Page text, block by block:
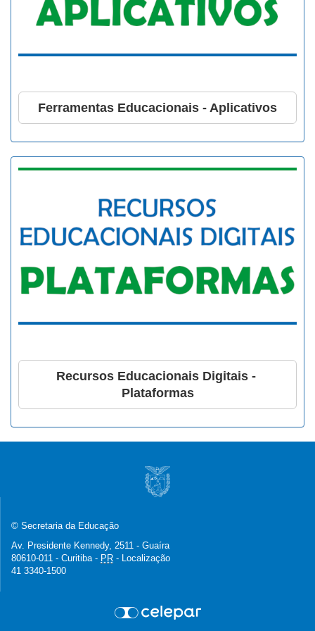
Ferramentas Educacionais - Aplicativos
Recursos Educacionais Digitais -
Plataformas
© Secretaria da Educação
Av. Presidente Kennedy, 2511 - Guaíra
80610-011 - Curitiba - PR -
Localização
41 3340-1500